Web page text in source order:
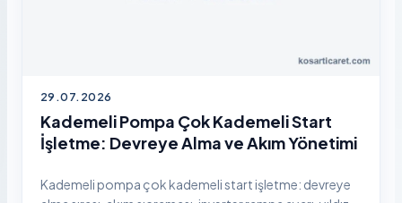
29.07.2026
Kademeli Pompa Çok Kademeli Start
İşletme: Devreye Alma ve Akım Yönetimi
Kademeli pompa çok kademeli start işletme: devreye